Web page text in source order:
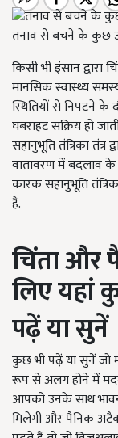
तनाव से बचने के कुछ
किसी भी इंसान द्वारा
मानसिक स्वास्थ्य
स्थितियों से निपटने के
घबराहट सक्रिय हो
सहानुभूति तंत्रिका
वातावरण में बदलाव
कारक सहानुभूति
हैं.
चिंता और
लिए यहां
पढ़ें या सुनें
कुछ भी पढ़ें या सुनें जो
रूप से अलग होने में
आपको उनके साथ
मिलेगी और पैनिक